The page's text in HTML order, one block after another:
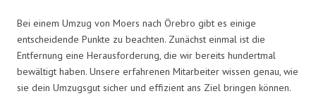
Bei einem Umzug von Moers nach Örebro gibt es einige
entscheidende Punkte zu beachten. Zunächst einmal ist die
Entfernung eine Herausforderung, die wir bereits hundertmal
bewältigt haben. Unsere erfahrenen Mitarbeiter wissen genau, wie
sie dein Umzugsgut sicher und effizient ans Ziel bringen können.